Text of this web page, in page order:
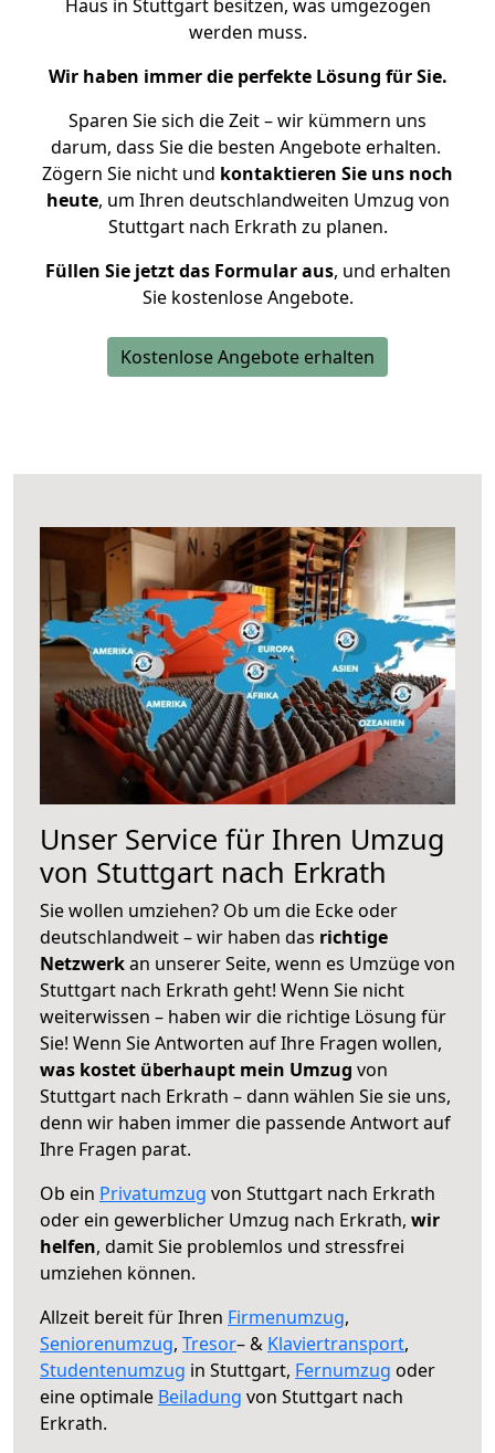
Haus in Stuttgart besitzen, was umgezogen
werden muss.
Wir haben immer die perfekte Lösung für Sie.
Sparen Sie sich die Zeit – wir kümmern uns
darum, dass Sie die besten Angebote erhalten.
Zögern Sie nicht und kontaktieren Sie uns noch
heute, um Ihren deutschlandweiten Umzug von
Stuttgart nach Erkrath zu planen.
Füllen Sie jetzt das Formular aus, und erhalten
Sie kostenlose Angebote.
Kostenlose Angebote erhalten
Unser Service für Ihren Umzug
von Stuttgart nach Erkrath
Sie wollen umziehen? Ob um die Ecke oder
deutschlandweit – wir haben das richtige
Netzwerkan unserer Seite, wenn es Umzüge von
Stuttgart nach Erkrath geht! Wenn Sie nicht
weiterwissen – haben wir die richtige Lösung für
Sie! Wenn Sie Antworten auf Ihre Fragen wollen,
was kostet überhaupt mein Umzug von
Stuttgart nach Erkrath – dann wählen Sie sie uns,
denn wir haben immer die passende Antwort auf
Ihre Fragen parat.
Ob ein Privatumzug von Stuttgart nach Erkrath
oder ein gewerblicher Umzug nach Erkrath, wir
helfen, damit Sie problemlos und stressfrei
umziehen können.
Allzeit bereit für Ihren Firmenumzug,
Seniorenumzug, Tresor– & Klaviertransport,
Studentenumzug in Stuttgart, Fernumzug oder
eine optimale Beiladung von Stuttgart nach
Erkrath.